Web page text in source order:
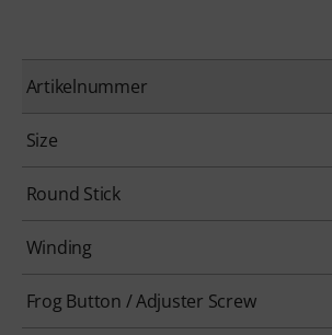
Artikelnummer
Size
Round Stick
Winding
Frog Button / Adjuster Screw